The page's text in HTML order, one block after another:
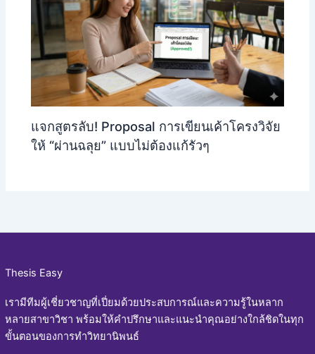
แจกสูตรลับ! Proposal การเขียนเค้าโครงวิจัย
ให้ “ผ่านฉลุย” แบบไม่ต้องแก้รัวๆ
Thesis Easy
เรามีทีมผู้เชี่ยวชาญที่เปี่ยมด้วยประสบการณ์และความรู้ในหลาก
หลายสาขาวิชา พร้อมให้คำปรึกษาและแนะนำคุณอย่างใกล้ชิดในทุก
ขั้นตอนของการทำวิทยานิพนธ์